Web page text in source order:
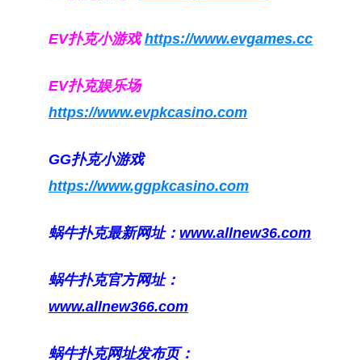
EV扑克小游戏https://www.evgames.cc
EV扑克娱乐场
https://www.evpkcasino.com
GG扑克小游戏
https://www.ggpkcasino.com
蜗牛扑克最新网址： www.allnew36.com
蜗牛扑克官方网址：
www.allnew366.com
蜗牛扑克网址发布页：